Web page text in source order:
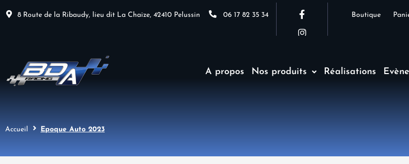
au
8 Route de la Ribaudy, lieu dit La Chaize, 42410 Pelussin 06 17 82 35 34
F
a
c
e
o
k
I
n
s
t
r
a
Boutique
A propos Nos produits Réalisations
Accueil Epoque Auto 2023